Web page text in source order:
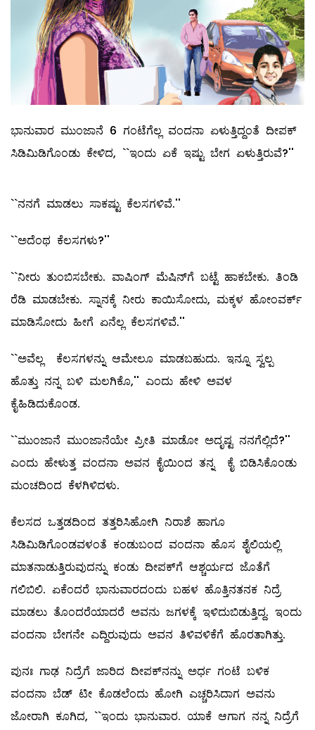
ಭಾನುವಾರ ಮುಂಜಾನೆ 6 ಗಂಟೆಗೆಲ್ಲ ವಂದನಾ ಏಳುತ್ತಿದ್ದಂತೆ ದೀಪಕ್‌
ಸಿಡಿಮಿಡಿಗೊಂಡು ಕೇಳಿದ, ``ಇಂದು ಏಕೆ ಇಷ್ಟು ಬೇಗ ಏಳುತ್ತಿರುವೆ?''
``ನನಗೆ ಮಾಡಲು ಸಾಕಷ್ಟು ಕೆಲಸಗಳಿವೆ.''
``ಅದೆಂಥ ಕೆಲಸಗಳು?''
``ನೀರು ತುಂಬಿಸಬೇಕು. ವಾಷಿಂಗ್‌ ಮೆಷಿನ್‌ಗೆ ಬಟ್ಟೆ ಹಾಕಬೇಕು. ತಿಂಡಿ
ರೆಡಿ ಮಾಡಬೇಕು. ಸ್ನಾನಕ್ಕೆ ನೀರು ಕಾಯಿಸೋದು, ಮಕ್ಕಳ ಹೋಂವರ್ಕ್‌
ಮಾಡಿಸೋದು ಹೀಗೆ ಏನೆಲ್ಲ ಕೆಲಸಗಳಿವೆ.''
``ಅವೆಲ್ಲ ಕೆಲಸಗಳನ್ನು ಆಮೇಲೂ ಮಾಡಬಹುದು. ಇನ್ನೂ ಸ್ವಲ್ಪ
ಹೊತ್ತು ನನ್ನ ಬಳಿ ಮಲಗಿಕೊ,'' ಎಂದು ಹೇಳಿ ಅವಳ
ಕೈಹಿಡಿದುಕೊಂಡ.
``ಮುಂಜಾನೆ ಮುಂಜಾನೆಯೇ ಪ್ರೀತಿ ಮಾಡೋ ಅದೃಷ್ಟ ನನಗೆಲ್ಲಿದೆ?''
ಎಂದು ಹೇಳುತ್ತ ವಂದನಾ ಅವನ ಕೈಯಿಂದ ತನ್ನ ಕೈ ಬಿಡಿಸಿಕೊಂಡು
ಮಂಚದಿಂದ ಕೆಳಗಿಳಿದಳು.
ಕೆಲಸದ ಒತ್ತಡದಿಂದ ತತ್ತರಿಸಿಹೋಗಿ ನಿರಾಶೆ ಹಾಗೂ
ಸಿಡಿಮಿಡಿಗೊಂಡವಳಂತೆ ಕಂಡುಬಂದ ವಂದನಾ ಹೊಸ ಶೈಲಿಯಲ್ಲಿ
ಮಾತನಾಡುತ್ತಿರುವುದನ್ನು ಕಂಡು ದೀಪಕ್‌ಗೆ ಆಶ್ಚರ್ಯದ ಜೊತೆಗೆ
ಗಲಿಬಿಲಿ. ಏಕೆಂದರೆ ಭಾನುವಾರದಂದು ಬಹಳ ಹೊತ್ತಿನತನಕ ನಿದ್ರೆ
ಮಾಡಲು ತೊಂದರೆಯಾದರೆ ಅವನು ಜಗಳಕ್ಕೆ ಇಳಿದುಬಿಡುತ್ತಿದ್ದ. ಇಂದು
ವಂದನಾ ಬೇಗನೇ ಎದ್ದಿರುವುದು ಅವನ ತಿಳಿವಳಿಕೆಗೆ ಹೊರತಾಗಿತ್ತು.
ಪುನಃ ಗಾಢ ನಿದ್ರೆಗೆ ಜಾರಿದ ದೀಪಕ್‌ನನ್ನು ಅರ್ಧ ಗಂಟೆ ಬಳಿಕ
ವಂದನಾ ಬೆಡ್‌ ಟೀ ಕೊಡಲೆಂದು ಹೋಗಿ ಎಚ್ಚರಿಸಿದಾಗ ಅವನು
ಜೋರಾಗಿ ಕೂಗಿದ, ``ಇಂದು ಭಾನುವಾರ. ಯಾಕೆ ಆಗಾಗ ನನ್ನ ನಿದ್ರೆಗೆ